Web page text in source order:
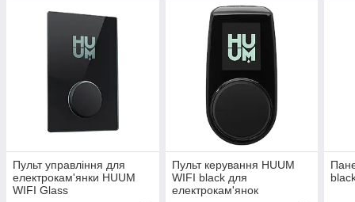
Пульт управління для
електрокам'янки HUUM
WIFI Glass
Пульт керування HUUM
WIFI black для
електрокам'янок